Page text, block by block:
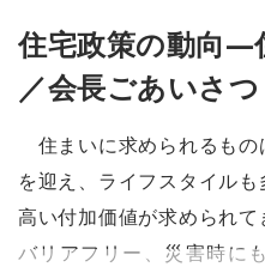
住宅政策の動向―
／会長ごあいさつ
住まいに求められるも
を迎え、ライフスタイル
高い付加価値が求められて
バリアフリー、災害時に